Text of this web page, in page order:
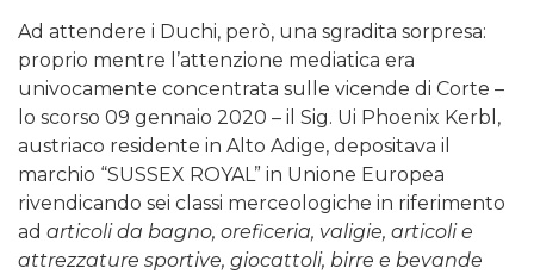
Ad attendere i Duchi, però, una sgradita sorpresa:
proprio mentre l’attenzione mediatica era
univocamente concentrata sulle vicende di Corte –
lo scorso 09 gennaio 2020 – il Sig. Ui Phoenix Kerbl,
austriaco residente in Alto Adige, depositava il
marchio “SUSSEX ROYAL” in Unione Europea
rivendicando sei classi merceologiche in riferimento
ad articoli da bagno, oreficeria, valigie, articoli e
attrezzature sportive, giocattoli, birre e bevande